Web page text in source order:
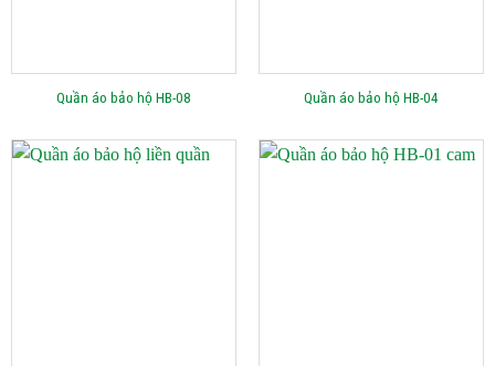
Quần áo bảo hộ HB-08 Quần áo bảo hộ HB-04